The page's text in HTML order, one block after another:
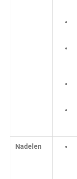
Nadelen